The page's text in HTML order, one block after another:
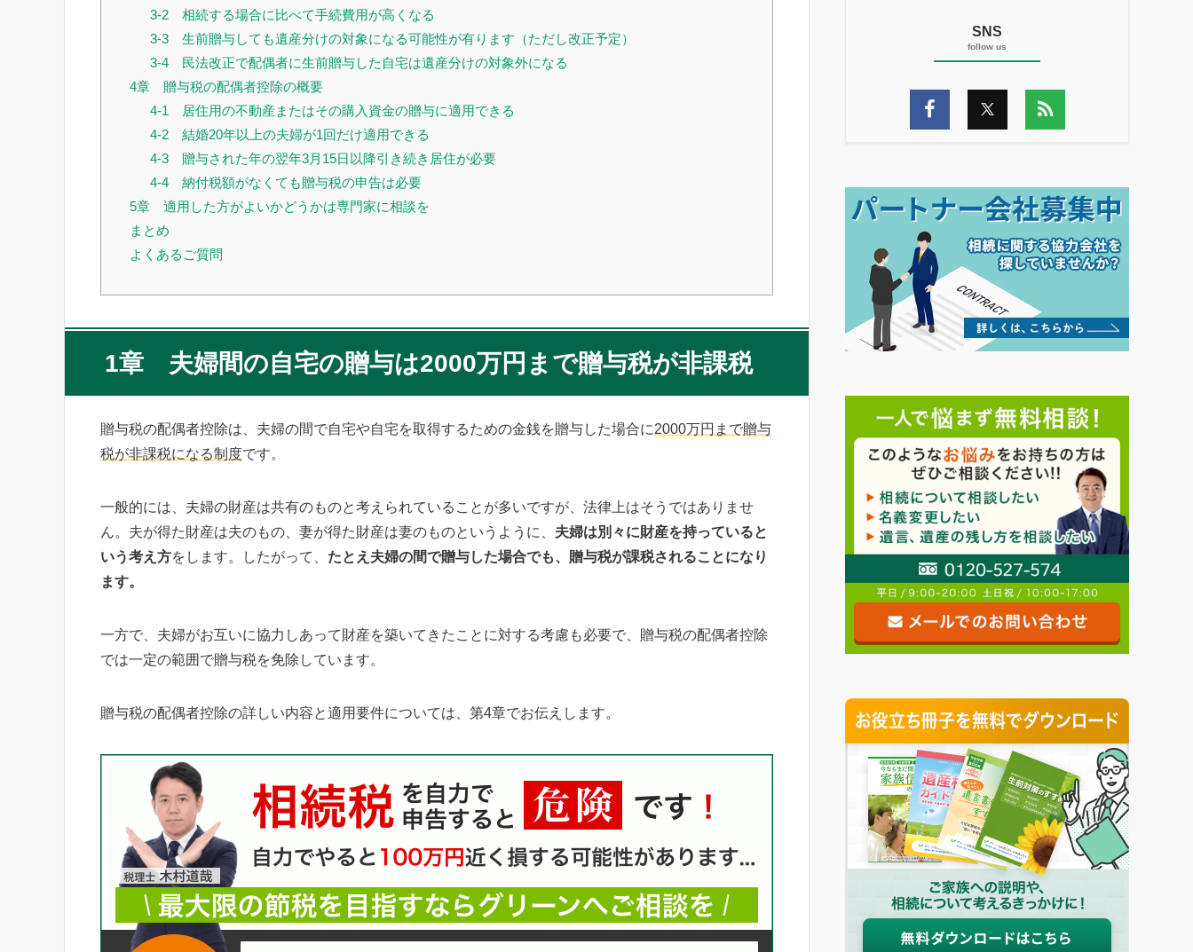
3-2 相続する場合に比べて手続費用が高くなる
3-3 生前贈与しても遺産分けの対象になる可能性が有ります（ただし改正予定）
3-4 民法改正で配偶者に生前贈与した自宅は遺産分けの対象外になる
4章 贈与税の配偶者控除の概要
4-1 居住用の不動産またはその購入資金の贈与に適用できる
4-2 結婚20年以上の夫婦が1回だけ適用できる
4-3 贈与された年の翌年3月15日以降引き続き居住が必要
4-4 納付税額がなくても贈与税の申告は必要
5章 適用した方がよいかどうかは専門家に相談を
まとめ
よくあるご質問
1章 夫婦間の自宅の贈与は2000万円まで贈与税が非課税
贈与税の配偶者控除は、夫婦の間で自宅や自宅を取得するための金銭を贈与した場合に2000万円まで贈与
税が非課税になる制度です。
一般的には、夫婦の財産は共有のものと考えられていることが多いですが、法律上はそうではありませ
ん。夫が得た財産は夫のもの、妻が得た財産は妻のものというように、 夫婦は別々に財産を持っていると
いう考え方をします。したがって、 たとえ夫婦の間で贈与した場合でも、贈与税が課税されることになり
ます。
一方で、夫婦がお互いに協力しあって財産を築いてきたことに対する考慮も必要で、贈与税の配偶者控除
では一定の範囲で贈与税を免除しています。
贈与税の配偶者控除の詳しい内容と適用要件については、第4章でお伝えします。
SNS